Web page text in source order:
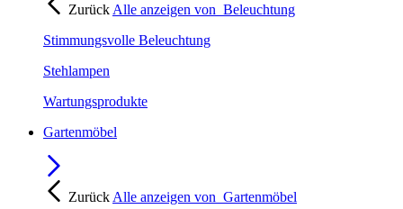
Zurück Alle anzeigen von Beleuchtung
Stimmungsvolle Beleuchtung
Stehlampen
Wartungsprodukte
Gartenmöbel
Zurück Alle anzeigen von Gartenmöbel